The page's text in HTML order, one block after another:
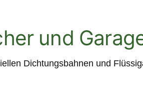
und
Dichtungsbahnen und